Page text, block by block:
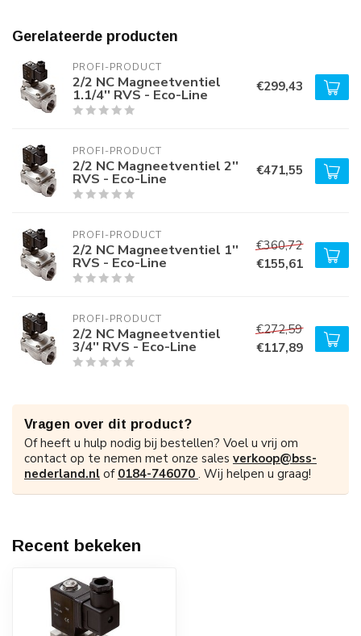
Gerelateerde producten
PROFI-PRODUCT
2/2 NC Magneetventiel
1.1/4'' RVS - Eco-Line €299,43
PROFI-PRODUCT
2/2 NC Magneetventiel 2''
RVS - Eco-Line €471,55
PROFI-PRODUCT
2/2 NC Magneetventiel 1''
RVS - Eco-Line
€360,72
€155,61
PROFI-PRODUCT
2/2 NC Magneetventiel
3/4'' RVS - Eco-Line
€272,59
€117,89
Vragen over dit product?
Of heeft u hulp nodig bij bestellen? Voel u vrij om
contact op te nemen met onze sales verkoop@bss-
nederland.nl of 0184-746070 . Wij helpen u graag!
Recent bekeken